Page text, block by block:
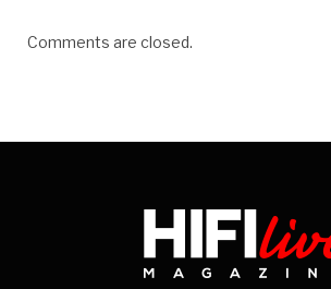
Comments are closed.